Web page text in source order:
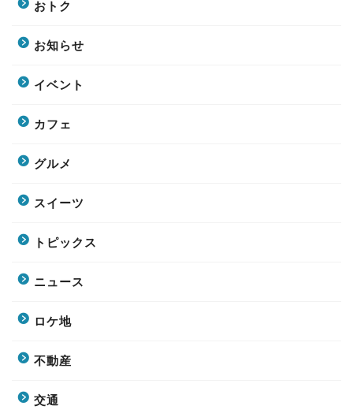
おトク
お知らせ
イベント
カフェ
グルメ
スイーツ
トピックス
ニュース
ロケ地
不動産
交通